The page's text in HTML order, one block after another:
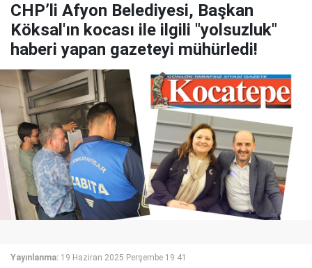
CHP’li Afyon Belediyesi, Başkan
Köksal'ın kocası ile ilgili "yolsuzluk"
haberi yapan gazeteyi mühürledi!
Yayınlanma: 19 Haziran 2025 Perşembe 19:41